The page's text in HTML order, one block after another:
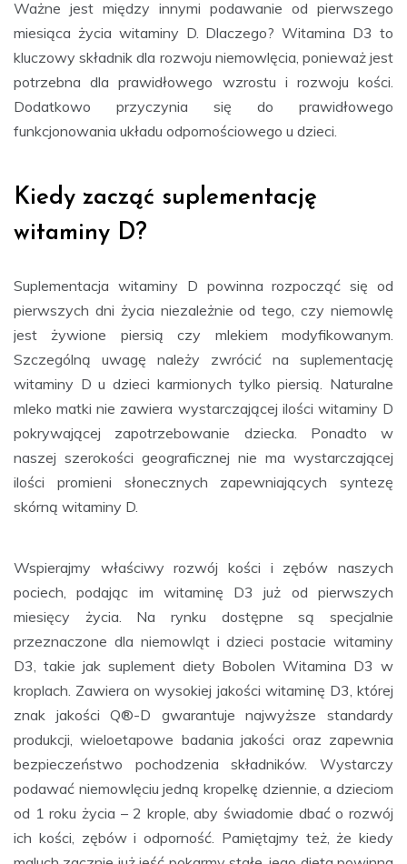
Ważne jest między innymi podawanie od pierwszego
miesiąca życia witaminy D. Dlaczego? Witamina D3 to
kluczowy składnik dla rozwoju niemowlęcia, ponieważ jest
potrzebna dla prawidłowego wzrostu i rozwoju kości.
Dodatkowo przyczynia się do prawidłowego
funkcjonowania układu odpornościowego u dzieci.
Kiedy zacząć suplementację
witaminy D?
Suplementacja witaminy D powinna rozpocząć się od
pierwszych dni życia niezależnie od tego, czy niemowlę
jest żywione piersią czy mlekiem modyfikowanym.
Szczególną uwagę należy zwrócić na suplementację
witaminy D u dzieci karmionych tylko piersią. Naturalne
mleko matki nie zawiera wystarczającej ilości witaminy D
pokrywającej zapotrzebowanie dziecka. Ponadto w
naszej szerokości geograficznej nie ma wystarczającej
ilości promieni słonecznych zapewniających syntezę
skórną witaminy D.
Wspierajmy właściwy rozwój kości i zębów naszych
pociech, podając im witaminę D3 już od pierwszych
miesięcy życia. Na rynku dostępne są specjalnie
przeznaczone dla niemowląt i dzieci postacie witaminy
D3, takie jak suplement diety Bobolen Witamina D3 w
kroplach. Zawiera on wysokiej jakości witaminę D3, której
znak jakości Q®-D gwarantuje najwyższe standardy
produkcji, wieloetapowe badania jakości oraz zapewnia
bezpieczeństwo pochodzenia składników. Wystarczy
podawać niemowlęciu jedną kropelkę dziennie, a dzieciom
od 1 roku życia – 2 krople, aby świadomie dbać o rozwój
ich kości, zębów i odporność. Pamiętajmy też, że kiedy